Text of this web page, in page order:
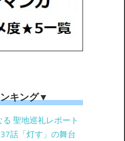
キング▼
聖地巡礼レポート
話「灯す」の舞台